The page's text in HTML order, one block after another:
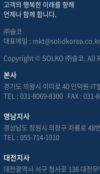
고객의 행복한 미래를 향해
언제나 함께 합니다.
㈜솔코
대표메일 : mkt@solidkorea.co.kr
Copyright © SOLKO ㈜솔코. All
본사
경기도 의왕시 이미로 40 인덕원 IT
TEL : 031-8069-8300 FAX : 031-
영남지사
경상남도 창원시 의창구 차룡로 48
TEL : 055-714-1010
대전지사
대전광역시 서구 청사로 136 대전